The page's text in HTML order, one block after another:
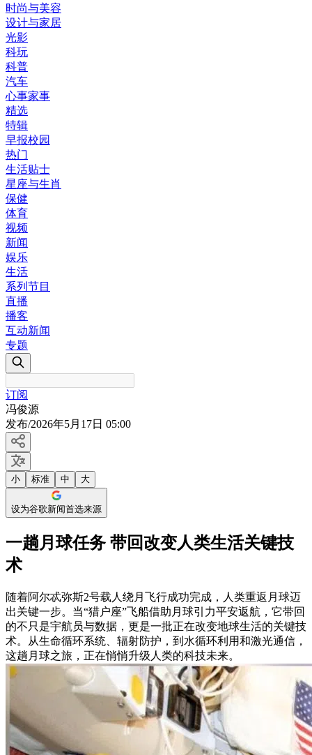
时尚与美容
设计与家居
光影
科玩
科普
汽车
心事家事
精选
特辑
早报校园
热门
生活贴士
星座与生肖
保健
体育
视频
新闻
娱乐
生活
系列节目
直播
播客
互动新闻
专题
订阅
冯俊源
发布/2026年5月17日 05:00
小 标准 中 大
设为谷歌新闻首选来源
一趟月球任务 带回改变人类生活关键技
术
随着阿尔忒弥斯2号载人绕月飞行成功完成，人类重返月球迈
出关键一步。当“猎户座”飞船借助月球引力平安返航，它带回
的不只是宇航员与数据，更是一批正在改变地球生活的关键技
术。从生命循环系统、辐射防护，到水循环利用和激光通信，
这趟月球之旅，正在悄悄升级人类的科技未来。